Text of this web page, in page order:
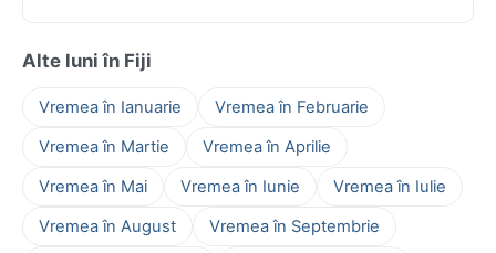
Alte luni în Fiji
Vremea în Ianuarie
Vremea în Februarie
Vremea în Martie
Vremea în Aprilie
Vremea în Mai
Vremea în Iunie
Vremea în Iulie
Vremea în August
Vremea în Septembrie